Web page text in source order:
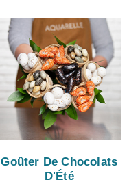
Goûter De Chocolats
D'Été